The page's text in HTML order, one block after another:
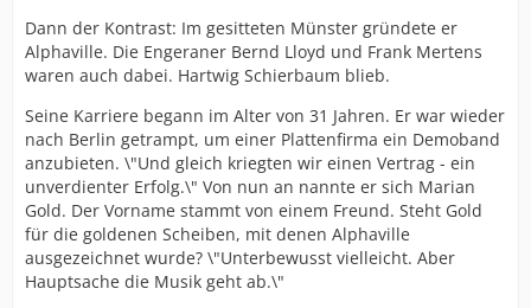
Dann der Kontrast: Im gesitteten Münster gründete er
Alphaville. Die Engeraner Bernd Lloyd und Frank Mertens
waren auch dabei. Hartwig Schierbaum blieb.
Seine Karriere begann im Alter von 31 Jahren. Er war wieder
nach Berlin getrampt, um einer Plattenfirma ein Demoband
anzubieten. \"Und gleich kriegten wir einen Vertrag - ein
unverdienter Erfolg.\" Von nun an nannte er sich Marian
Gold. Der Vorname stammt von einem Freund. Steht Gold
für die goldenen Scheiben, mit denen Alphaville
ausgezeichnet wurde? \"Unterbewusst vielleicht. Aber
Hauptsache die Musik geht ab.\"